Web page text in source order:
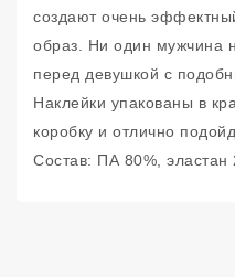
создают очень
образ. Ни один мужчина
перед девушкой с
Наклейки упакованы в
коробку и отлично
Состав: ПА 80%, эластан